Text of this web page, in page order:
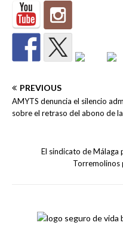
PREVIOUS
AMYTS denuncia el silencio
sobre el retraso del abono de
El sindicato de Málaga
Torremolinos